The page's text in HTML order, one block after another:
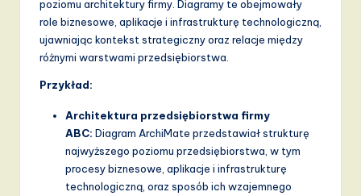
poziomu architektury firmy. Diagramy te obejmowały
role biznesowe, aplikacje i infrastrukturę technologiczną,
ujawniając kontekst strategiczny oraz relacje między
różnymi warstwami przedsiębiorstwa.
Przykład:
Architektura przedsiębiorstwa firmy
ABC: Diagram ArchiMate przedstawiał strukturę
najwyższego poziomu przedsiębiorstwa, w tym
procesy biznesowe, aplikacje i infrastrukturę
technologiczną, oraz sposób ich wzajemnego